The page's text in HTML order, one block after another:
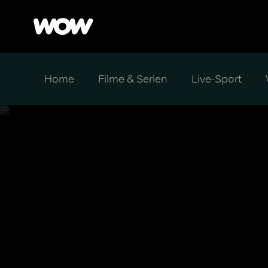
Home Filme & Serien Live-Sport